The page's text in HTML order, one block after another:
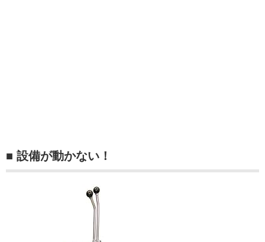
■ 設備が動かない！